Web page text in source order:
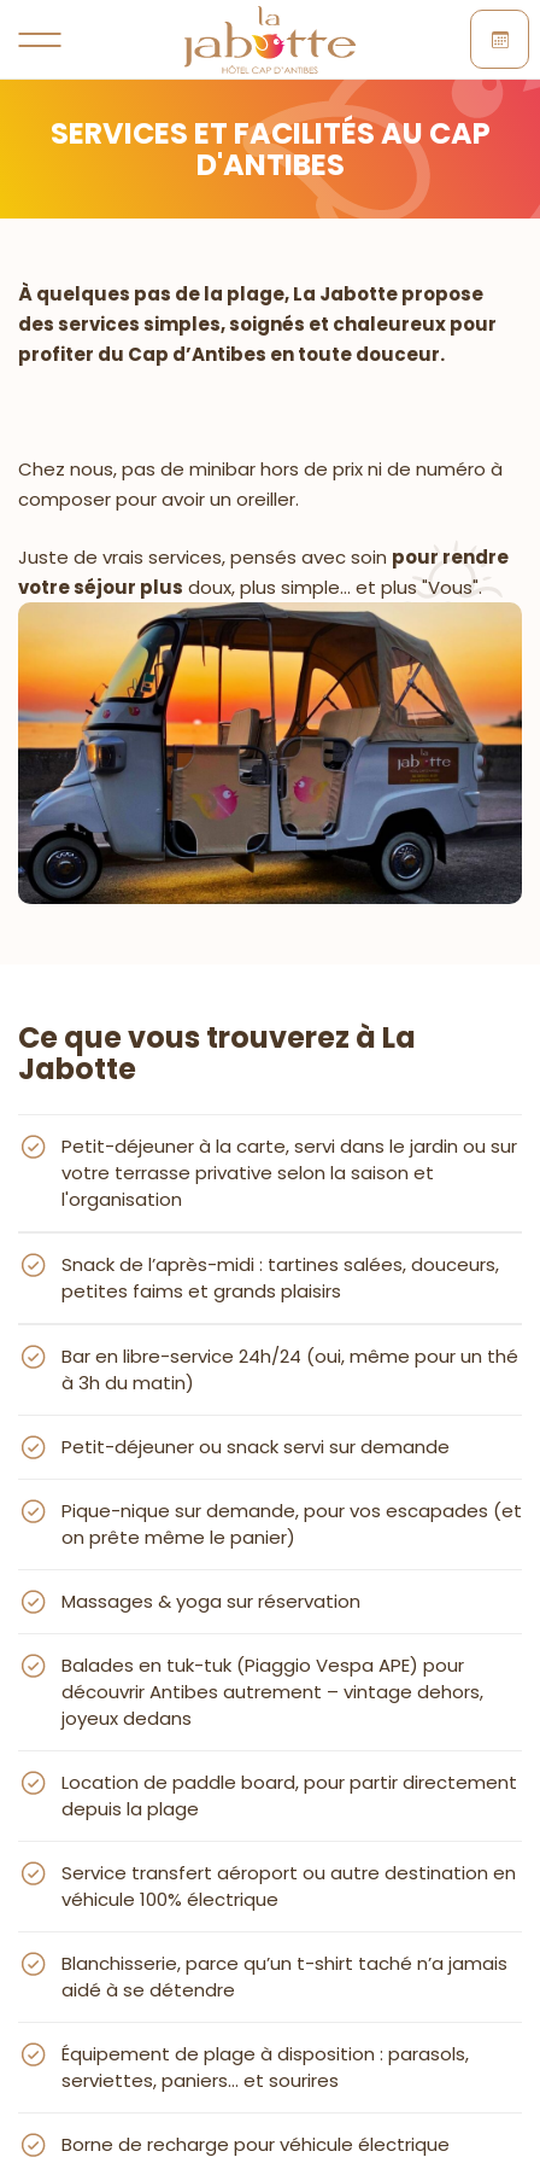
SERVICES ET FACILITÉS AU CAP
D'ANTIBES
À quelques pas de la plage, La Jabotte propose
des services simples, soignés et chaleureux pour
profiter du Cap d’Antibes en toute douceur.
Chez nous, pas de minibar hors de prix ni de numéro à
composer pour avoir un oreiller.
Juste de vrais services, pensés avec soin pour rendre
votre séjour plus doux, plus simple… et plus "Vous".
Ce que vous trouverez à La
Jabotte
Petit-déjeuner à la carte, servi dans le jardin ou sur
votre terrasse privative selon la saison et
l'organisation
Snack de l’après-midi : tartines salées, douceurs,
petites faims et grands plaisirs
Bar en libre-service 24h/24 (oui, même pour un thé
à 3h du matin)
Petit-déjeuner ou snack servi sur demande
Pique-nique sur demande, pour vos escapades (et
on prête même le panier)
Massages & yoga sur réservation
Balades en tuk-tuk (Piaggio Vespa APE) pour
découvrir Antibes autrement – vintage dehors,
joyeux dedans
Location de paddle board, pour partir directement
depuis la plage
Service transfert aéroport ou autre destination en
véhicule 100% électrique
Blanchisserie, parce qu’un t-shirt taché n’a jamais
aidé à se détendre
Équipement de plage à disposition : parasols,
serviettes, paniers... et sourires
Borne de recharge pour véhicule électrique